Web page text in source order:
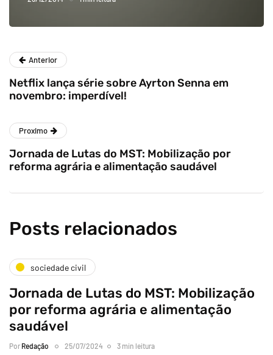
Anterior
Netflix lança série sobre Ayrton Senna em
novembro: imperdível!
Proximo
Jornada de Lutas do MST: Mobilização por
reforma agrária e alimentação saudável
Posts relacionados
sociedade civil
Jornada de Lutas do MST: Mobilização
por reforma agrária e alimentação
saudável
Por Redação 25/07/2024 3 min leitura